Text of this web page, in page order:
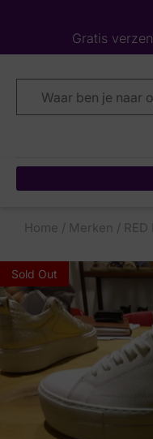
Gratis
Home / Merken / RED
Sold Out